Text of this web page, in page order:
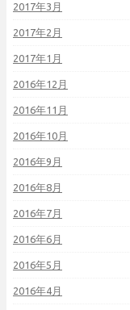
2017年3月
2017年2月
2017年1月
2016年12月
2016年11月
2016年10月
2016年9月
2016年8月
2016年7月
2016年6月
2016年5月
2016年4月